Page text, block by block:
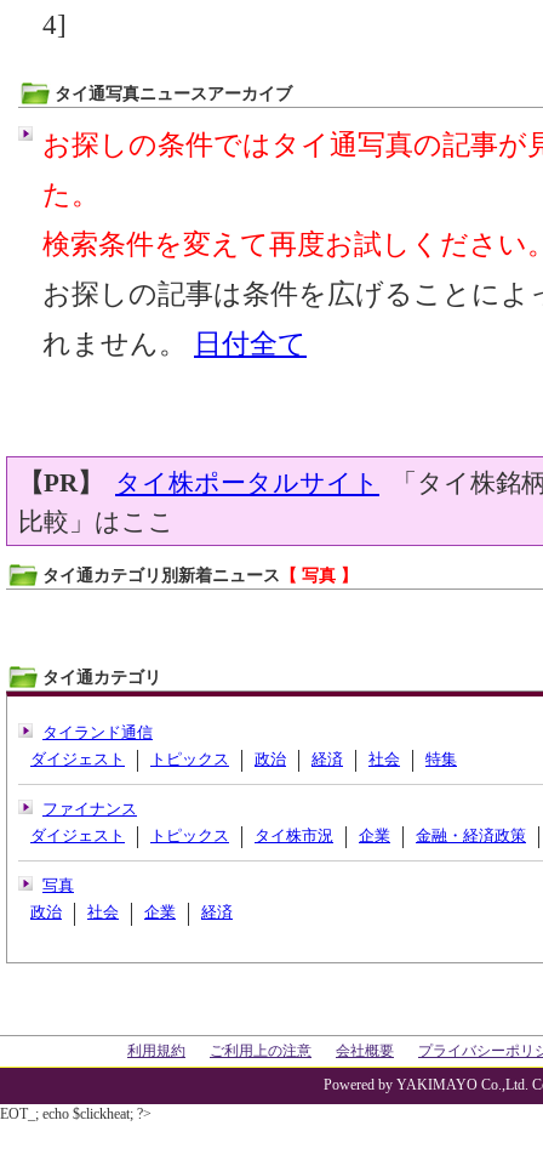
4]
タイ通写真ニュースアーカイブ
お探しの条件ではタイ通写真の記事が
た。
検索条件を変えて再度お試しください
お探しの記事は条件を広げることに
れません。
日付全て
【PR】 タイ株ポータルサイト
「タイ株銘
比較」はここ
タイ通カテゴリ別新着ニュース 【 写真 】
タイ通カテゴリ
タイランド通信
ダイジェスト
トピックス 政治 経済 社会 特集
ファイナンス
ダイジェスト
トピックス タイ株市況 企業 金融・経済政策
写真
政治
社会 企業 経済
利用規約 ご利用上の注意 会社概要 プライバシーポリ
Powered by YAKIMAYO Co.,Ltd.
EOT_; echo $clickheat; ?>